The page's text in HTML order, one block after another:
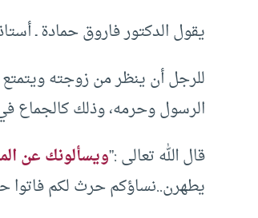
يقول الدكتور فاروق حمادة ـ
للرجل أن ينظر من زوجته ويتمتع
الرسول وحرمه، وذلك كالجماع
قال الله تعالى :”ويسألونك عن
يطهرن..نساؤكم حرث لكم فاتوا